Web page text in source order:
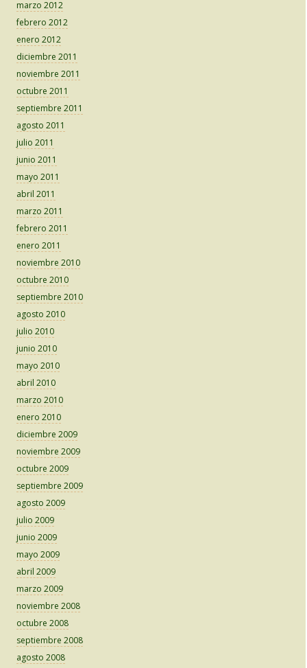
marzo 2012
febrero 2012
enero 2012
diciembre 2011
noviembre 2011
octubre 2011
septiembre 2011
agosto 2011
julio 2011
junio 2011
mayo 2011
abril 2011
marzo 2011
febrero 2011
enero 2011
noviembre 2010
octubre 2010
septiembre 2010
agosto 2010
julio 2010
junio 2010
mayo 2010
abril 2010
marzo 2010
enero 2010
diciembre 2009
noviembre 2009
octubre 2009
septiembre 2009
agosto 2009
julio 2009
junio 2009
mayo 2009
abril 2009
marzo 2009
noviembre 2008
octubre 2008
septiembre 2008
agosto 2008